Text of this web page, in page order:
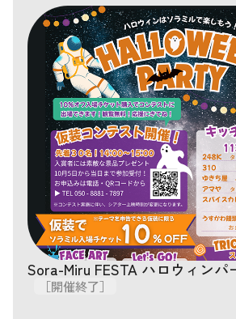
Sora-Miru FESTA ハロウィンパ
［開催終了］